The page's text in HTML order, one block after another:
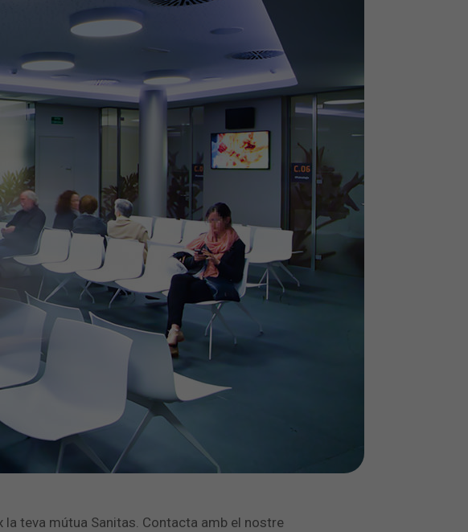
teva mútua Sanitas. Contacta amb el nostre